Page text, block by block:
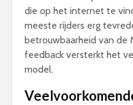
die op het internet te
meeste rijders erg
betrouwbaarheid van de
feedback versterkt het
model.